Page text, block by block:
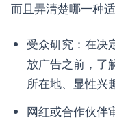
而且弄清楚哪一种
受众研究：在决
放广告之前，了
所在地、显性兴
网红或合作伙伴